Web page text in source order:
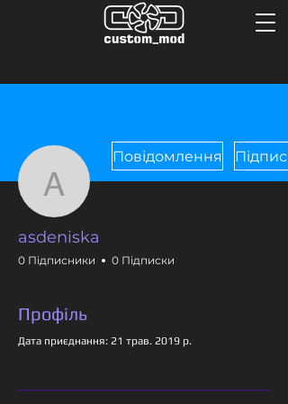
asdeniska
Повідомлення
asdeniska
0 Підписники 0 Підписки
Профіль
Дата приєднання: 21 трав. 2019 р.